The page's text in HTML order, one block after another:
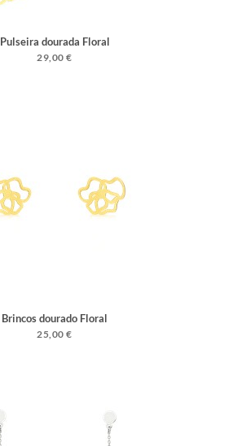
Pulseira dourada Floral
29,00 €
Brincos dourado Floral
25,00 €